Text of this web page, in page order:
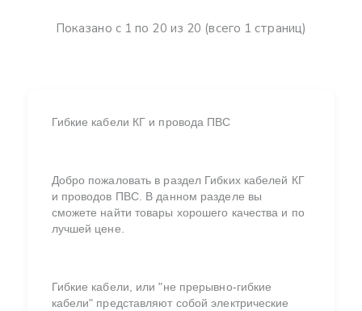
Гибкие кабели КГ и провода ПВС
Добро пожаловать в раздел Гибких кабелей КГ
и проводов ПВС. В данном разделе вы
сможете найти товары хорошего качества и по
лучшей цене.
Гибкие кабели, или "не прерывно-гибкие
кабели" представляют собой электрические
Показано с 1 по 20 из 20 (всего 1 страниц)